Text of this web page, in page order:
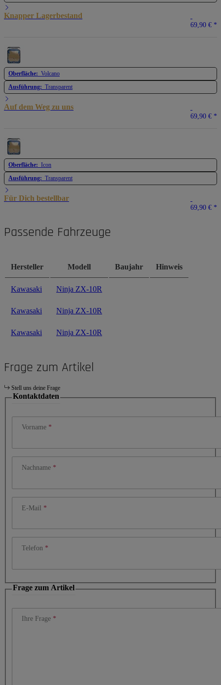
Knapper Lagerbestand
69,90 € *
Oberfläche: Volcano
Ausführung: Transparent
Auf dem Weg zu uns
69,90 € *
Oberfläche: Icon
Ausführung: Transparent
Für Dich bestellbar
69,90 € *
Passende Fahrzeuge
Hersteller Modell Baujahr Hinweis
Kawasaki Ninja ZX-10R
Kawasaki Ninja ZX-10R
Kawasaki Ninja ZX-10R
Frage zum Artikel
Stell uns deine Frage
Kontaktdaten
Vorname
Nachname
E-Mail
Telefon
Frage zum Artikel
Ihre Frage